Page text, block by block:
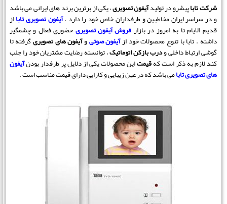
شرکت تاباپیشرو در تولیدآیفون تصویری، یکی از برترین برند های ایرانی می باشد
و در سراسر ایران مخاطبین و طرفداران خاص خود را دارد .آیفون تصویری تابااز
قدیم الایام تا به امروز در بازارفروش آیفون تصویریحضوری فعال و چشمگیر
داشته . تابا با تنوع محصولات خود ازآیفون صوتیوآیفون های تصویریگرفته تا
گوشی ارتباط داخلی ودرب بازکن اتوماتیک، توانسته رضایت مشتریان خود را جلب
کند لازم به ذکر است کهقیمتاین محصولات یکی از دلایل پر طرفدار بودنآیفون
های تصویری تابامی باشد که در عین زیبایی و کارایی دارای قیمت مناسب است .